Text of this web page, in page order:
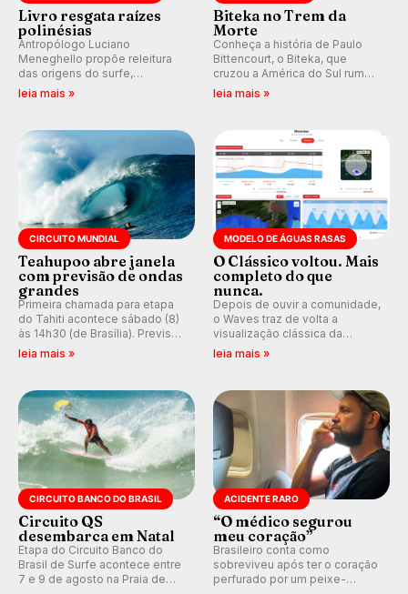
Livro resgata raízes
polinésias
Antropólogo Luciano
Meneghello propõe releitura
das origens do surfe,
resgatando a cultura polinésia
prática em esporte e indústria.
leia mais »
Biteka no Trem da
Morte
Conheça a história de Paulo
Bittencourt, o Biteka, que
cruzou a América do Sul rumo
ao Pacífico em uma jornada
leia mais »
CIRCUITO MUNDIAL
Teahupoo abre janela
com previsão de ondas
grandes
Primeira chamada para etapa
do Tahiti acontece sábado (8)
às 14h30 (de Brasília). Previsão
indica swell consistente.
Kelly Slater convidado.
leia mais »
MODELO DE ÁGUAS RASAS
O Clássico voltou. Mais
completo do que
nunca.
Depois de ouvir a comunidade,
o Waves traz de volta a
visualização clássica da
previsão de águas rasas,
ondas para até 16 dias.
leia mais »
CIRCUITO BANCO DO BRASIL
Circuito QS
desembarca em Natal
Etapa do Circuito Banco do
Brasil de Surfe acontece entre
7 e 9 de agosto na Praia de
ACIDENTE RARO
“O médico segurou
meu coração”
Brasileiro conta como
sobreviveu após ter o coração
perfurado por um peixe-